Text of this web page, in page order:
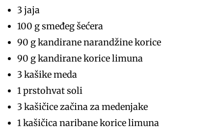
3 jaja
100 g smeđeg šećera
90 g kandirane narandžine korice
90 g kandirane korice limuna
3 kašike meda
1 prstohvat soli
3 kašičice začina za medenjake
1 kašičica naribane korice limuna